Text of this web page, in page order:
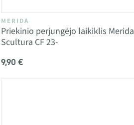
MERIDA
Priekinio perjungėjo laikiklis Merida
Scultura CF 23-
9,90 €